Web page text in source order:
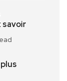
savoir